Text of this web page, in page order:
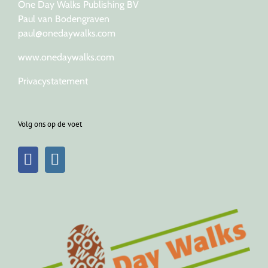
One Day Walks Publishing BV
Paul van Bodengraven
paul@onedaywalks.com
www.onedaywalks.com
Privacystatement
Volg ons op de voet